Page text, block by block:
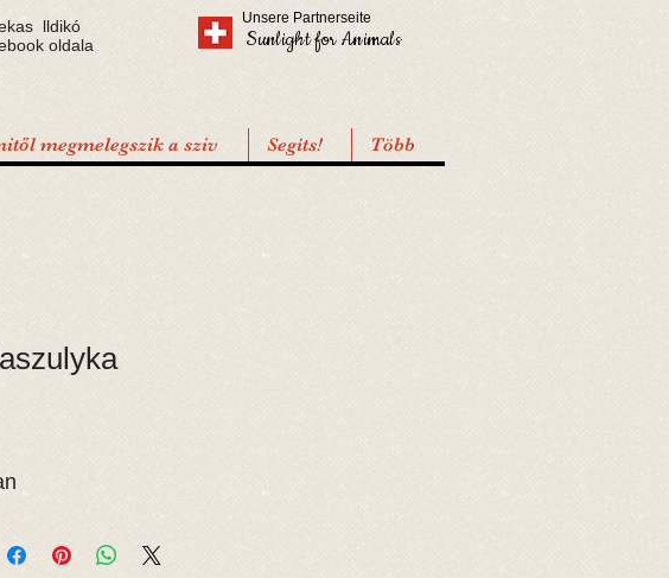
lldikó
oldala
Unsere Partnerseite
Sunlight for Animals
megmelegszik a sziv Segíts! Több